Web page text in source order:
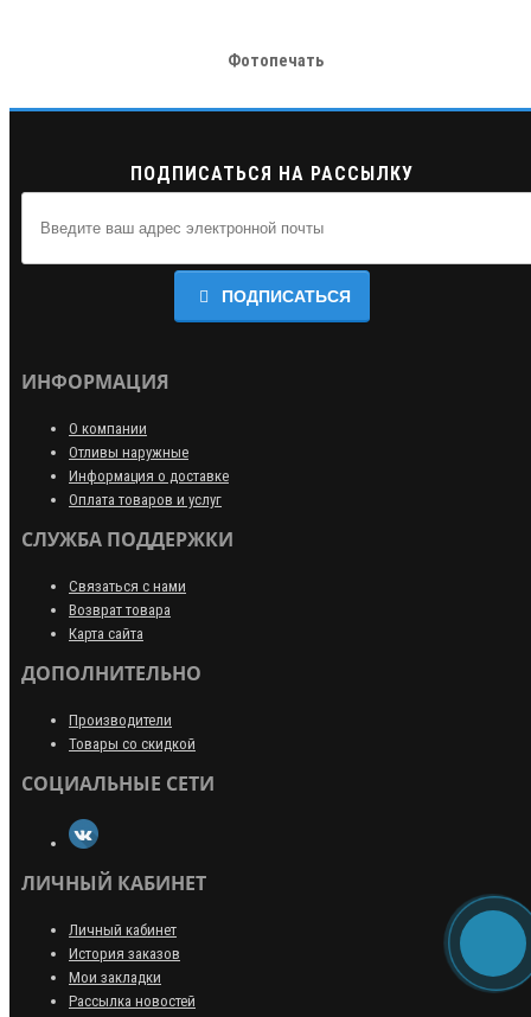
Фотопечать
ПОДПИСАТЬСЯ НА РАССЫЛКУ
ПОДПИСАТЬСЯ
ИНФОРМАЦИЯ
О компании
Отливы наружные
Информация о доставке
Оплата товаров и услуг
СЛУЖБА ПОДДЕРЖКИ
Связаться с нами
Возврат товара
Карта сайта
ДОПОЛНИТЕЛЬНО
Производители
Товары со скидкой
СОЦИАЛЬНЫЕ СЕТИ
ЛИЧНЫЙ КАБИНЕТ
Личный кабинет
История заказов
Мои закладки
Рассылка новостей